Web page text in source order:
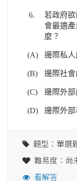
6.
若政府
會最適
麼？
(A) 邊際私
(B) 邊際社
(C) 邊際外
(D) 邊際外部
題型：單選
難易度：尚
看解答